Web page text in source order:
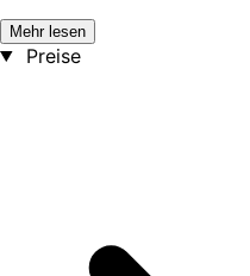
Mehr lesen
Preise